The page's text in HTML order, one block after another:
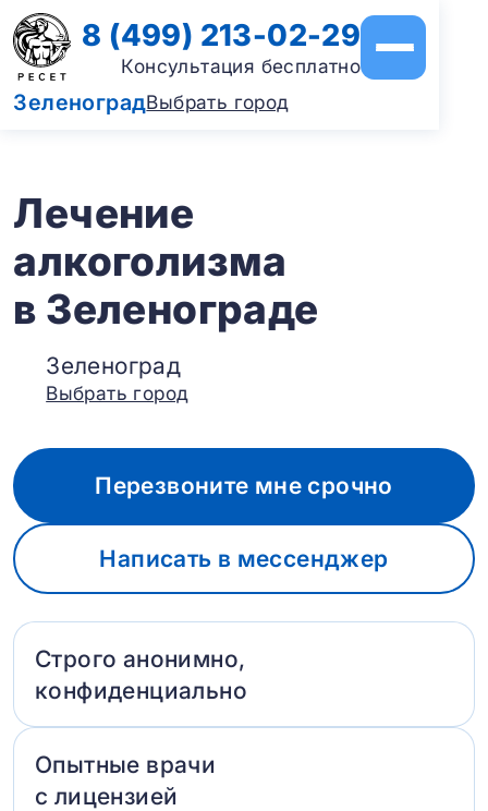
ЗеленоградВыбрать город
8 (499) 213-02-29
Консультация бесплатно
Лечение
алкоголизма
в Зеленограде
Зеленоград
Выбрать город
Перезвоните мне срочно
Написать в мессенджер
Строго анонимно,
конфиденциально
Опытные врачи
с лицензией